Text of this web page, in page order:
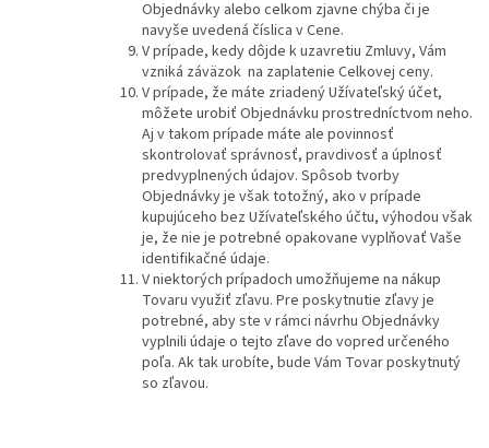
Objednávky alebo celkom zjavne chýba či je
navyše uvedená číslica v Cene.
V prípade, kedy dôjde k uzavretiu Zmluvy, Vám
vzniká záväzok na zaplatenie Celkovej ceny.
V prípade, že máte zriadenýUžívateľský účet,
môžete urobiť Objednávku prostredníctvom neho.
Aj v takom prípade máte ale povinnosť
skontrolovať správnosť, pravdivosť a úplnosť
predvyplnených údajov. Spôsob tvorby
Objednávky je však totožný, ako v prípade
kupujúceho bez Užívateľského účtu, výhodou však
je, že nie je potrebné opakovane vyplňovať Vaše
identifikačné údaje.
V niektorých prípadoch umožňujeme na nákup
Tovaru využiť zľavu. Pre poskytnutie zľavy je
potrebné, aby ste v rámci návrhu Objednávky
vyplnili údaje o tejto zľave do vopred určeného
poľa. Ak tak urobíte, bude Vám Tovar poskytnutý
so zľavou.